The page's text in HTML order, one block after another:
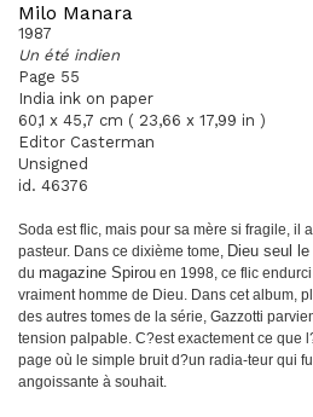
Milo Manara
1987
Un été indien
Page 55
India ink on paper
60,1 x 45,7 cm ( 23,66 x 17,99 in )
Editor Casterman
Unsigned
id. 46376
Soda est flic, mais pour sa mère si fragile, il
pasteur. Dans ce dixième tome, Dieu seul
du magazine Spirou en 1998, ce flic
vraiment homme de Dieu. Dans cet album,
des autres tomes de la série, Gazzotti
tension palpable. C?est exactement ce que
page où le simple bruit d?un radia-teur qui
angoissante à souhait.